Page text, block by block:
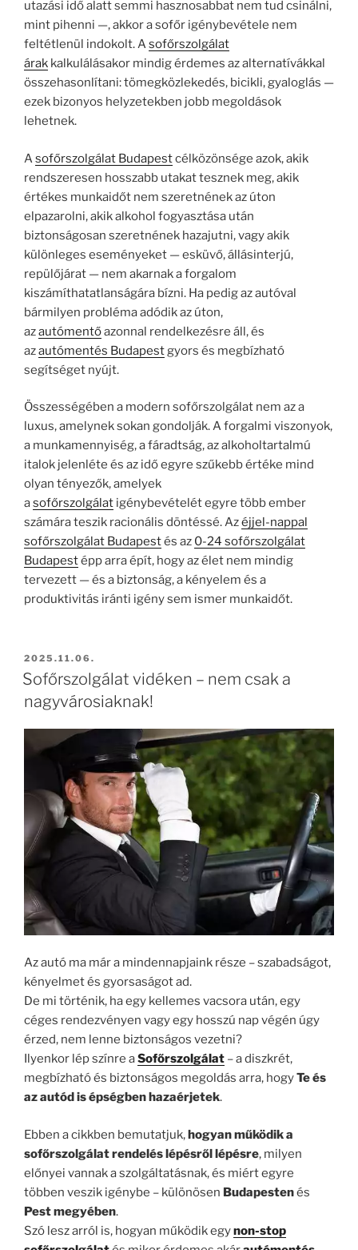
utazási idő alatt semmi hasznosabbat nem tud csinálni,
mint pihenni —, akkor a sofőr igénybevétele nem
feltétlenül indokolt. Asofőrszolgálat
árak kalkulálásakor mindig érdemes az alternatívákkal
összehasonlítani: tömegközlekedés, bicikli, gyaloglás —
ezek bizonyos helyzetekben jobb megoldások
lehetnek.
Asofőrszolgálat Budapestcélközönsége azok, akik
rendszeresen hosszabb utakat tesznek meg, akik
értékes munkaidőt nem szeretnének az úton
elpazarolni, akik alkohol fogyasztása után
biztonságosan szeretnének hazajutni, vagy akik
különleges eseményeket — esküvő, állásinterjú,
repülőjárat — nem akarnak a forgalom
kiszámíthatatlanságára bízni. Ha pedig az autóval
bármilyen probléma adódik az úton,
azautómentőazonnal rendelkezésre áll, és
azautómentés Budapestgyors és megbízható
segítséget nyújt.
Összességében a modern sofőrszolgálat nem az a
luxus, amelynek sokan gondolják. A forgalmi viszonyok,
a munkamennyiség, a fáradtság, az alkoholtartalmú
italok jelenléte és az idő egyre szűkebb értéke mind
olyan tényezők, amelyek
asofőrszolgálat igénybevételét egyre több ember
számára teszik racionális döntéssé. Azéjjel-nappal
sofőrszolgálat Budapestés az 0-24 sofőrszolgálat
Budapestépp arra épít, hogy az élet nem mindig
tervezett — és a biztonság, a kényelem és a
produktivitás iránti igény sem ismer munkaidőt.
BEKÜLDVE:
2025.11.06.
Sofőrszolgálat vidéken – nem csak a
nagyvárosiaknak!
Az autó ma már a mindennapjaink része – szabadságot,
kényelmet és gyorsaságot ad.
De mi történik, ha egy kellemes vacsora után, egy
céges rendezvényen vagy egy hosszú nap végén úgy
érzed, nem lenne biztonságos vezetni?
Ilyenkor lép színre aSofőrszolgálat – a diszkrét,
megbízható és biztonságos megoldás arra, hogyTe és
az autód is épségben hazaérjetek.
Ebben a cikkben bemutatjuk,hogyan működik a
sofőrszolgálat rendelés lépésről lépésre, milyen
előnyei vannak a szolgáltatásnak, és miért egyre
többen veszik igénybe – különösen Budapestenés
Pest megyében.
Szó lesz arról is, hogyan működik egynon-stop